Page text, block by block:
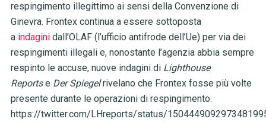
respingimento illegittimo ai sensi della Convenzione di
Ginevra. Frontex continua a essere sottoposta
a indaginidall’OLAF (l’ufficio antifrode dell’Ue) per via dei
respingimenti illegali e, nonostante l’agenzia abbia sempre
respinto le accuse, nuove indagini di Lighthouse
Reportse Der Spiegelrivelano che Frontex fosse più volte
presente durante le operazioni di respingimento.
https://twitter.com/LHreports/status/